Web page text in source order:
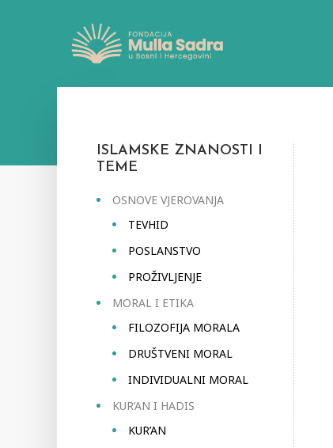
ISLAMSKE ZNANOSTI I
TEME
OSNOVE VJEROVANJA
TEVHID
POSLANSTVO
PROŽIVLJENJE
MORAL I ETIKA
FILOZOFIJA MORALA
DRUŠTVENI MORAL
INDIVIDUALNI MORAL
KUR’AN I HADIS
KUR’AN